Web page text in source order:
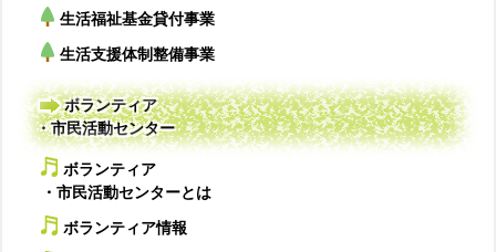
生活福祉基金貸付事業
生活支援体制整備事業
ボランティア
・市民活動センター
ボランティア
・市民活動センターとは
ボランティア情報